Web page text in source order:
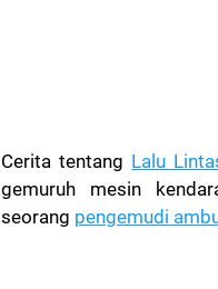
Cerita tentang Lalu
gemuruh mesin
seorang pengemudi